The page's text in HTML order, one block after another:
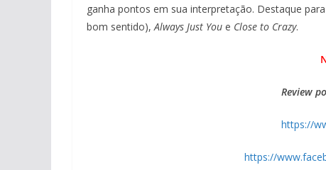
ganha pontos em sua interpretação. Destaque
bom sentido), Always Just You e Close to Crazy.
Review
https://
https://